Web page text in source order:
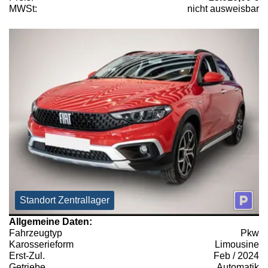
MWSt:
nicht ausweisbar
Standort Zentrallager
Allgemeine Daten:
Fahrzeugtyp
Pkw
Karosserieform
Limousine
Erst-Zul.
Feb / 2024